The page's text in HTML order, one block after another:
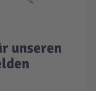
unseren